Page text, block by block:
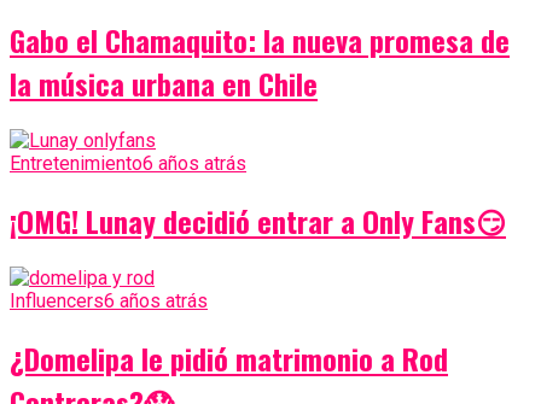
Gabo el Chamaquito: la nueva promesa de
la música urbana en Chile
Entretenimiento6 años atrás
¡OMG! Lunay decidió entrar a Only Fans😏
Influencers6 años atrás
¿Domelipa le pidió matrimonio a Rod